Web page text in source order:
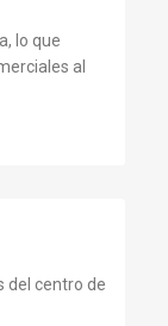
lo que
al
del centro de